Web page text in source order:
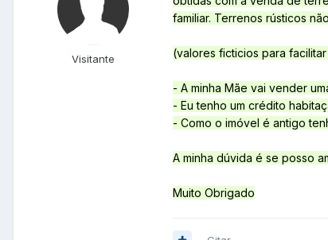
Visitante
familiar. Terrenos rústicos
(valores ficticios para
- A minha Mãe vai vender
- Eu tenho um crédito
- Como o imóvel é antigo
A minha dúvida é se posso
Muito Obrigado